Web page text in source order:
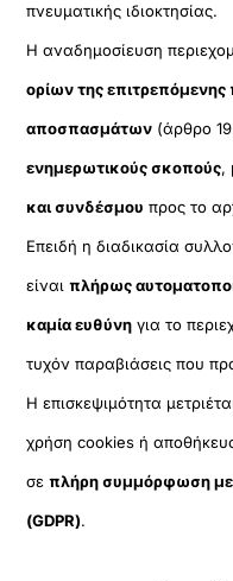
πνευματικής ιδιοκτησίας.
Η αναδημοσίευση
ορίων της
αποσπασμάτων (άρθρο
ενημερωτικούς σκοπούς,
και συνδέσμου προς το
Επειδή η διαδικασία
είναιπλήρως
καμία ευθύνη για το
τυχόν παραβιάσεις που
Η επισκεψιμότητα
χρήση cookies ή
σεπλήρη συμμόρφωση με
(GDPR).